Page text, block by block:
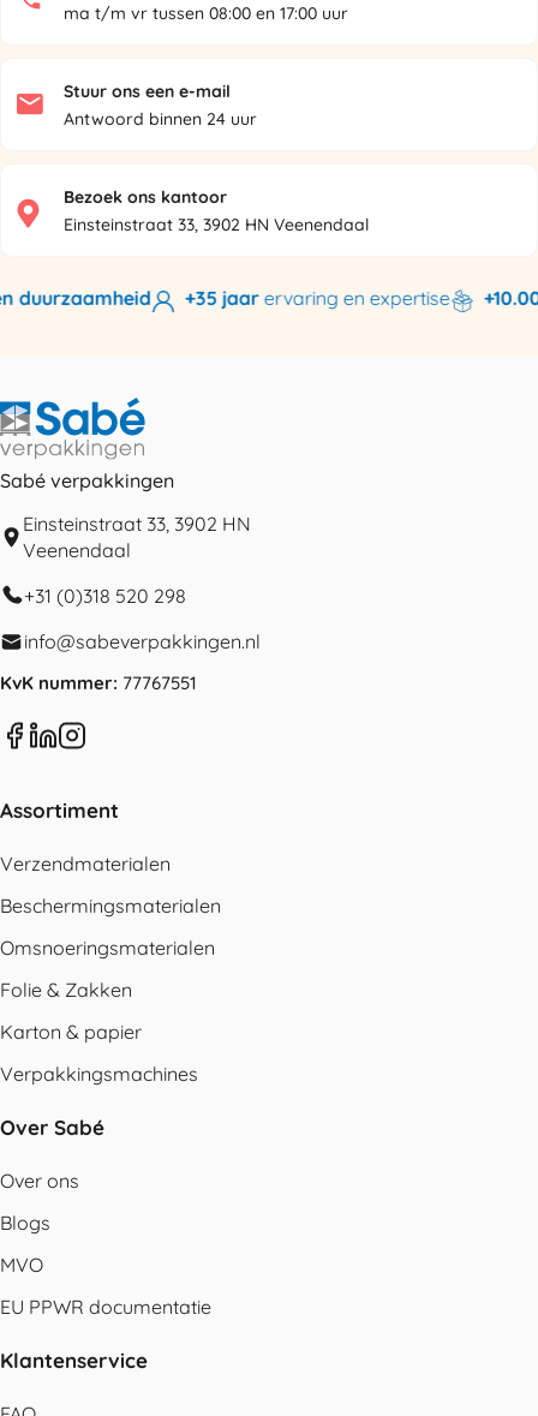
ma t/m vr tussen 08:00 en 17:00 uur
Stuur ons een e-mail
Antwoord binnen 24 uur
Bezoek ons kantoor
Einsteinstraat 33, 3902 HN Veenendaal
+35 jaarervaring en expertise
Sabé verpakkingen
Einsteinstraat 33, 3902 HN
Veenendaal
+31 (0)318 520 298
info@sabeverpakkingen.nl
KvK nummer: 77767551
Assortiment
Verzendmaterialen
Beschermingsmaterialen
Omsnoeringsmaterialen
Folie & Zakken
Karton & papier
Verpakkingsmachines
Over Sabé
Over ons
Blogs
MVO
EU PPWR documentatie
Klantenservice